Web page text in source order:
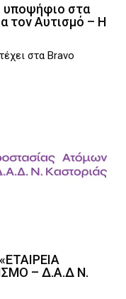
υποψήφιο στα
τον Αυτισμό – Η
στα Bravo
– Δ.Α.Δ Ν.